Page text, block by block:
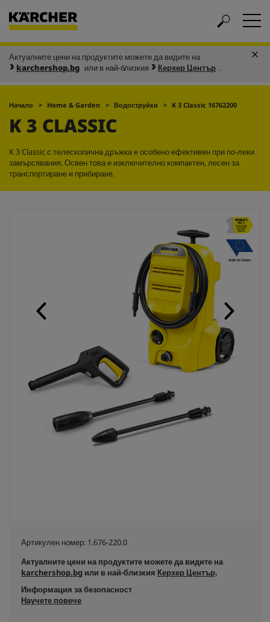
Актуалните цени на продуктите можете да видите на
karchershop.bg или в най-близкия Керхер Център .
Начало Home & Garden Водоструйки K 3 Classic 16762200
K 3 CLASSIC
K 3 Classic с телескопична дръжка е особено ефективен при по-леки
замърсявания. Освен това е изключително компактен, лесен за
транспортиране и прибиране.
Артикулен номер: 1.676-220.0
Актуалните цени на продуктите можете да видите на
karchershop.bg или в най-близкия Керхер Център.
Информация за безопасност
Научете повече